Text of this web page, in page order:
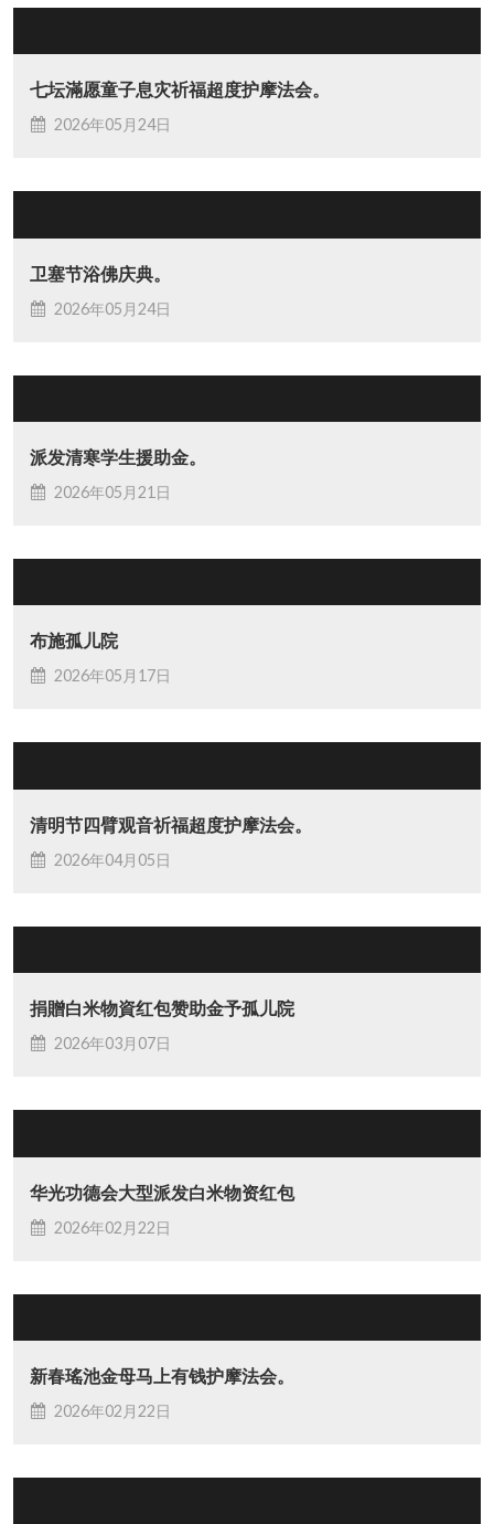
七坛滿愿童子息灾祈福超度护摩法会。
2026年05月24日
卫塞节浴佛庆典。
2026年05月24日
派发清寒学生援助金。
2026年05月21日
布施孤儿院
2026年05月17日
清明节四臂观音祈福超度护摩法会。
2026年04月05日
捐贈白米物資红包赞助金予孤儿院
2026年03月07日
华光功德会大型派发白米物资红包
2026年02月22日
新春瑤池金母马上有钱护摩法会。
2026年02月22日